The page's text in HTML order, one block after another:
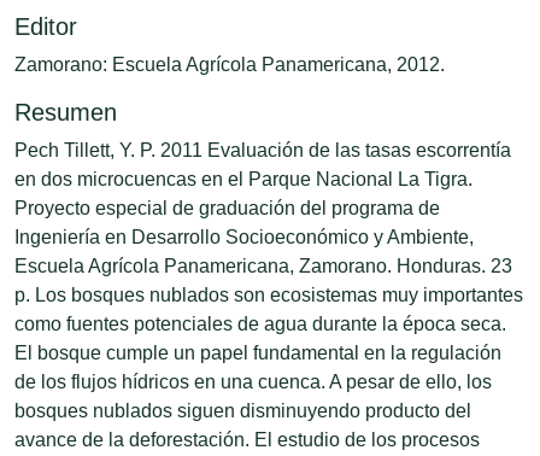
Editor
Zamorano: Escuela Agrícola Panamericana, 2012.
Resumen
Pech Tillett, Y. P. 2011 Evaluación de las tasas escorrentía
en dos microcuencas en el Parque Nacional La Tigra.
Proyecto especial de graduación del programa de
Ingeniería en Desarrollo Socioeconómico y Ambiente,
Escuela Agrícola Panamericana, Zamorano. Honduras. 23
p. Los bosques nublados son ecosistemas muy importantes
como fuentes potenciales de agua durante la época seca.
El bosque cumple un papel fundamental en la regulación
de los flujos hídricos en una cuenca. A pesar de ello, los
bosques nublados siguen disminuyendo producto del
avance de la deforestación. El estudio de los procesos